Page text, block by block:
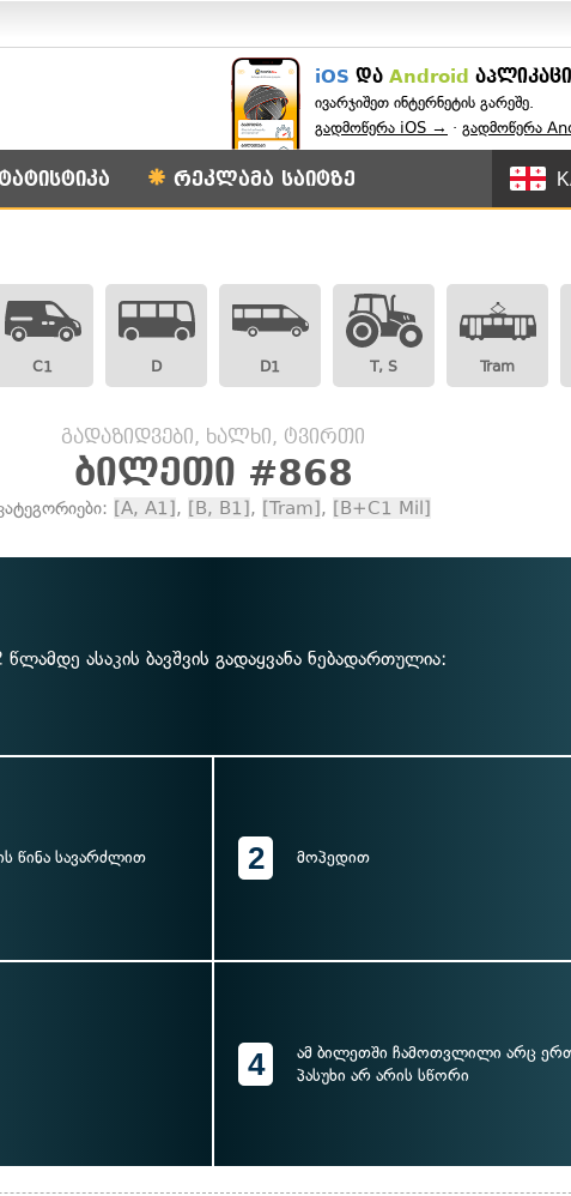
iOS და Android
ივარჯიშეთ ინტერნეტის გარეშე.
გადმოწერა iOS → · გადმოწერა
რეკლამა საიტზე
C1 D D1 T, S Tram
გადაზიდვები, ხალხი, ტვირთი
ბილეთი #868
[A, A1], [B, B1], [Tram], [B+C1 Mil]
წლამდე ასაკის ბავშვის გადაყვანა ნებადართულია:
წინა სავარძლით 2 მოპედით
4
ამ ბილეთში ჩამოთვლილი არც
პასუხი არ არის სწორი